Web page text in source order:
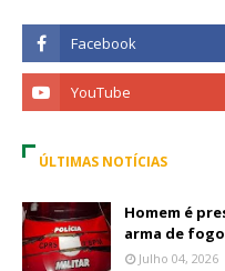
ÚLTIMAS NOTÍCIAS
Homem é
arma de fogo
Julho 04, 2026